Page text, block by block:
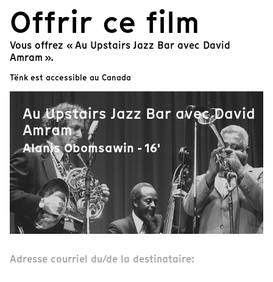
Offrir ce film
Vous offrez « Au Upstairs Jazz Bar avec David
Amram ».
Tënk est accessible au Canada
Au Upstairs Jazz Bar avec David
Amram
Alanis Obomsawin - 16'
Adresse courriel du/de la destinataire: